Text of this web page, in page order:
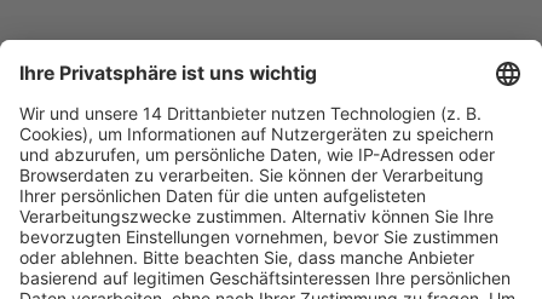
Fachmedien Recht und Wirtschaft
Ein Fachbereich der
dfv Mediengruppe